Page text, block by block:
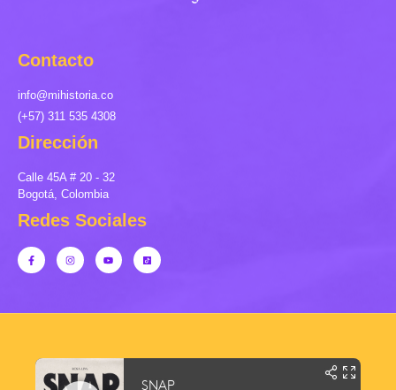
Contacto
info@mihistoria.co
(+57) 311 535 4308
Dirección
Calle 45A # 20 - 32
Bogotá, Colombia
Redes Sociales